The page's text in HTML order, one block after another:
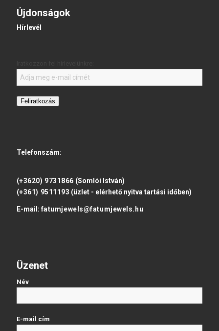
Újdonságok
Hírlevél
Feliratkozás
Telefonszám:
(+3620) 9731866 (Somlói István)
(+361) 9511193 (üzlet - elérhető nyitva tartási időben)
E-mail: fatumjewels@fatumjewels.hu
Üzenet
Név
E-mail cím